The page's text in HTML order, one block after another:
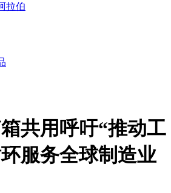
拉伯
箱共用呼吁“推动工
服务全球制造业